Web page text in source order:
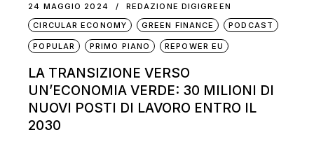
24 MAGGIO 2024
REDAZIONE DIGIGREEN
CIRCULAR ECONOMY
GREEN FINANCE PODCAST
POPULAR PRIMO PIANO REPOWER EU
LA TRANSIZIONE VERSO
UN’ECONOMIA VERDE: 30 MILIONI DI
NUOVI POSTI DI LAVORO ENTRO IL
2030